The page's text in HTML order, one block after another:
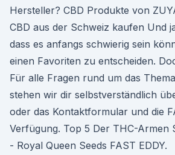
Hersteller? CBD Produkte von
CBD aus der Schweiz kaufen Und
dass es anfangs schwierig sein
einen Favoriten zu entscheiden.
Für alle Fragen rund um das
stehen wir dir selbstverständlich
oder das Kontaktformular und die
Verfügung. Top 5 Der THC-Armen
- Royal Queen Seeds FAST EDDY.